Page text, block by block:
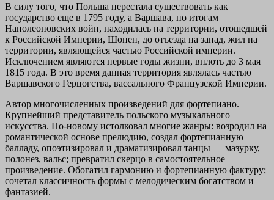
В силу того, что Польша перестала существовать как
государство еще в 1795 году, а Варшава, по итогам
Наполеоновских войн, находилась на территории, отошедшей
к Российской Империи, Шопен, до отъезда на запад, жил на
территории, являющейся частью Российской империи.
Исключением являются первые годы жизни, вплоть до 3 мая
1815 года. В это время данная территория являлась частью
Варшавского Герцогства, вассального Французской Империи.
Автор многочисленных произведений для фортепиано.
Крупнейший представитель польского музыкального
искусства. По-новому истолковал многие жанры: возродил на
романтической основе прелюдию, создал фортепианную
балладу, опоэтизировал и драматизировал танцы — мазурку,
полонез, вальс; превратил скерцо в самостоятельное
произведение. Обогатил гармонию и фортепианную фактуру;
сочетал классичность формы с мелодическим богатством и
фантазией.